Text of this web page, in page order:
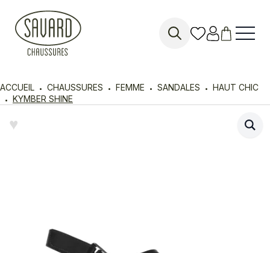
ACCUEIL CHAUSSURES FEMME SANDALES
HAUT CHIC
KYMBER SHINE
♥︎